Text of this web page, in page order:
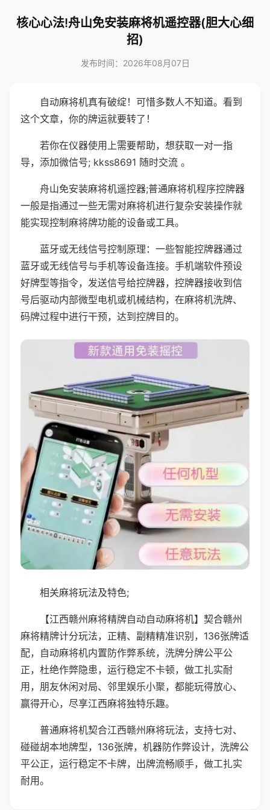
核心心法!舟山免安装麻将机遥控器(胆大心细
招)
发布时间：2026年08月07日
自动麻将机真有破绽！可惜多数人不知道。看到
这个文章，你的牌运就要转了！
若你在仪器使用上需要帮助，想获取一对一指
导，添加微信号; kkss8691 随时交流 。
舟山免安装麻将机遥控器;普通麻将机程序控牌器
一般是指通过一些无需对麻将机进行复杂安装操作就
能实现控制麻将牌功能的设备或工具。
蓝牙或无线信号控制原理：一些智能控牌器通过
蓝牙或无线信号与手机等设备连接。手机端软件预设
好牌型等指令，发送信号给控牌器，控牌器接收到信
号后驱动内部微型电机或机械结构，在麻将机洗牌、
码牌过程中进行干预，达到控牌目的。
相关麻将玩法及特色;
【江西赣州麻将精牌自动自动麻将机】契合赣州
麻将精牌计分玩法，正精、副精精准识别，136张牌适
配，自动麻将机内置防作弊系统，洗牌分牌公平公
正，杜绝作弊隐患，运行稳定不卡顿，做工扎实耐
用，朋友休闲对局、邻里娱乐小聚，都能玩得放心、
赢得开心，尽享江西麻将独特乐趣。
普通麻将机契合江西赣州麻将玩法，支持七对、
碰碰胡本地牌型，136张牌，机器防作弊设计，洗牌公
平公正，运行稳定不卡牌，出牌流畅顺手，做工扎实
耐用。